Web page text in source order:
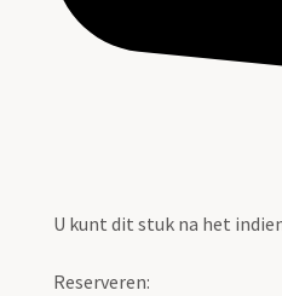
U kunt dit stuk na het
Reserveren: